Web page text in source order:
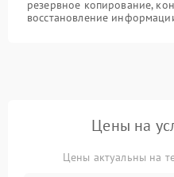
резервное копирование,
восстановление
Цены на
Цены актуальны на